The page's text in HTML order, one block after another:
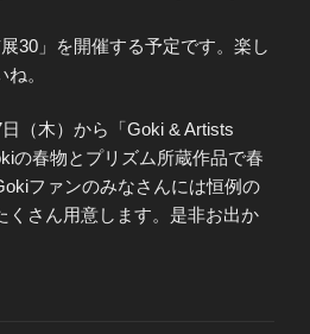
30」を開催する予定です。楽し
。
（木）から「Goki & Artists
の春物とプリズム所蔵作品で春
ファンのみなさんには恒例の
くさん用意します。是非お出か